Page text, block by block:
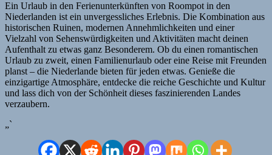
Ein Urlaub in den Ferienunterkünften von Roompot in den
Niederlanden ist ein unvergessliches Erlebnis. Die Kombination aus
historischen Ruinen, modernen Annehmlichkeiten und einer
Vielzahl von Sehenswürdigkeiten und Aktivitäten macht deinen
Aufenthalt zu etwas ganz Besonderem. Ob du einen romantischen
Urlaub zu zweit, einen Familienurlaub oder eine Reise mit Freunden
planst – die Niederlande bieten für jeden etwas. Genieße die
einzigartige Atmosphäre, entdecke die reiche Geschichte und Kultur
und lass dich von der Schönheit dieses faszinierenden Landes
verzaubern.
„`